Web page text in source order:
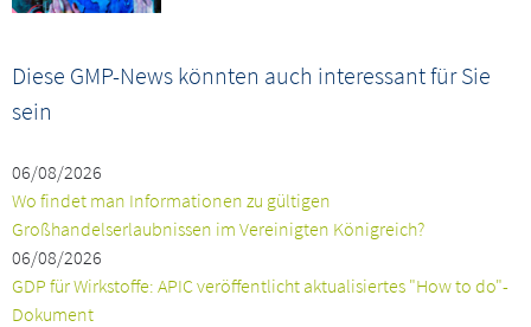
Diese GMP-News könnten auch interessant für Sie
sein
06/08/2026
Wo findet man Informationen zu gültigen
Großhandelserlaubnissen im Vereinigten Königreich?
06/08/2026
GDP für Wirkstoffe: APIC veröffentlicht aktualisiertes "How to do"-
Dokument